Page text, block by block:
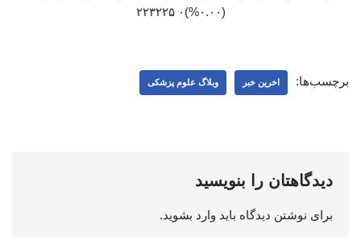
(۰.۰۰%)۰ ۲۲۳۲۲۵
برچسب‌ها: اخرین خبر وبلاگ علوم پزشکی
دیدگاهتان را بنویسید
برای نوشتن دیدگاه باید وارد بشوید.